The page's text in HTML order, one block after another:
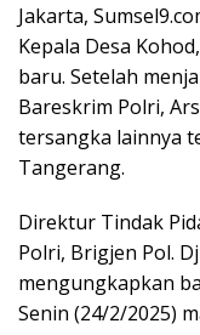
Jakarta,
Kepala Desa
baru. Setelah
Bareskrim Polri,
tersangka lainnya
Tangerang.
Direktur Tindak
Polri, Brigjen Pol.
mengungkapkan
Senin (24/2/2025)